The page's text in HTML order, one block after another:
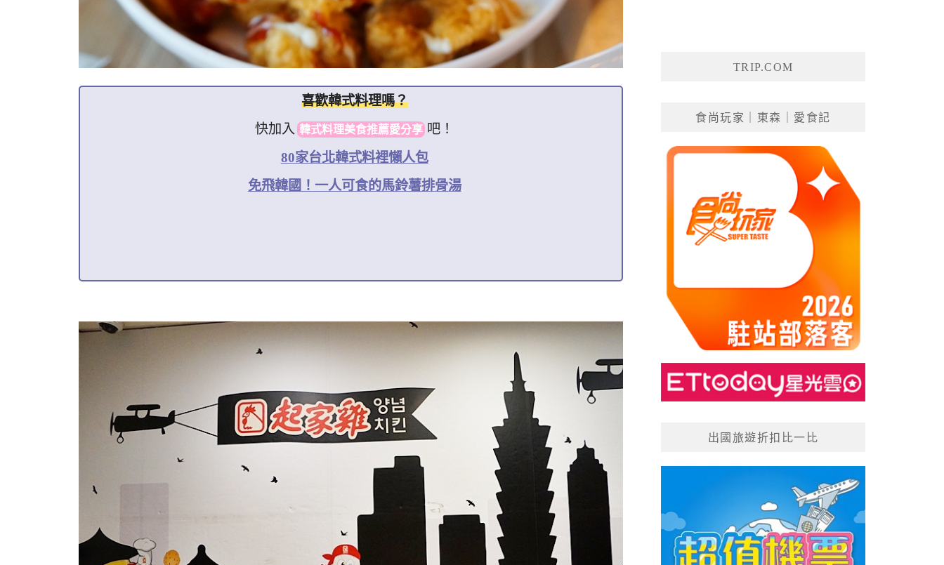
喜歡韓式料理嗎？
快加入 韓式料理美食推薦愛分享 吧！
80家台北韓式料裡懶人包
免飛韓國！一人可食的馬鈴薯排骨湯
TRIP.COM
食尚玩家｜東森｜愛食記
出國旅遊折扣比一比